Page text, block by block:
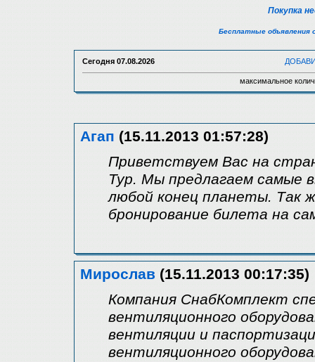
Покупка
Бесплатные объявления
Сегодня 07.08.2026
максимальное
Агап (15.11.2013 01:57:28)
Приветствуем Вас на
Тур. Мы предлагаем самые
любой конец планеты. Так
бронирование билета на
Мирослав (15.11.2013 00:17:35)
Компания СнабКомплект
вентиляционного
вентиляции и
вентиляционного